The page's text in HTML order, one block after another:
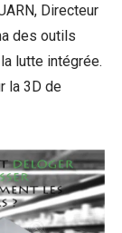
Directeur
des outils
lutte intégrée.
la 3D de